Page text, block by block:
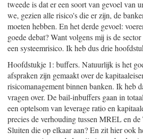
tweede is dat er een soort van gevoel van
we, gezien alle risico's die er zijn, de
moeten hebben. En het derde gevoel:
goede debat? Want volgens mij is de
een systeemrisico. Ik heb dus drie
Hoofdstukje 1: buffers. Natuurlijk is het
afspraken zijn gemaakt over de
risicomanagement binnen banken. Ik heb
vragen over. De bail-inbuffers gaan in
een optelsom van leverage ratio en
precies de verhouding tussen MREL en
Sluiten die op elkaar aan? En zit hier ook